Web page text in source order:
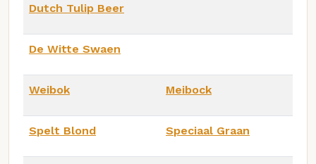
Dutch Tulip Beer
De Witte Swaen
Weibok Meibock
Spelt Blond Speciaal Graan